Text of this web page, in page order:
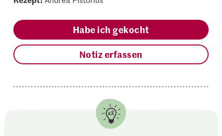
Habe ich gekocht
Notiz erfassen